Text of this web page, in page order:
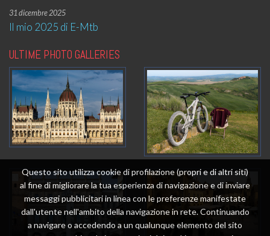
31 dicembre 2025
Il mio 2025 di E-Mtb
ULTIME PHOTO GALLERIES
Questo sito utilizza cookie di profilazione (propri e di altri siti)
al fine di migliorare la tua esperienza di navigazione e di inviare
messaggi pubblicitari in linea con le preferenze manifestate
dall'utente nell'ambito della navigazione in rete. Continuando
a navigare o accedendo a un qualunque elemento del sito